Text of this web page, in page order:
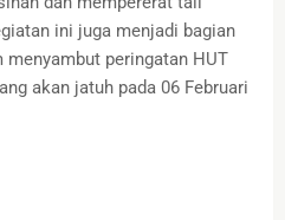
ini juga menjadi bagian
peringatan HUT
akan jatuh pada 06 Februari